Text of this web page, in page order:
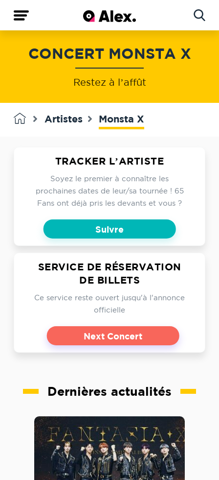
Concerts
Artistes
CONCERT MONSTA X
Restez à l’affût
Artistes Monsta X
TRACKER L’ARTISTE
Soyez le premier à connaître les
prochaines dates de leur/sa tournée ! 65
Fans ont déjà pris les devants et vous ?
Suivre
SERVICE DE RÉSERVATION
DE BILLETS
Ce service reste ouvert jusqu'à l'annonce
officielle
Next Concert
Dernières actualités